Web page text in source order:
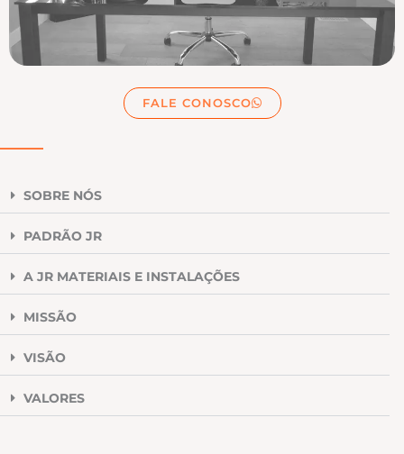
FALE CONOSCO
SOBRE NÓS
PADRÃO JR
A JR MATERIAIS E INSTALAÇÕES
MISSÃO
VISÃO
VALORES